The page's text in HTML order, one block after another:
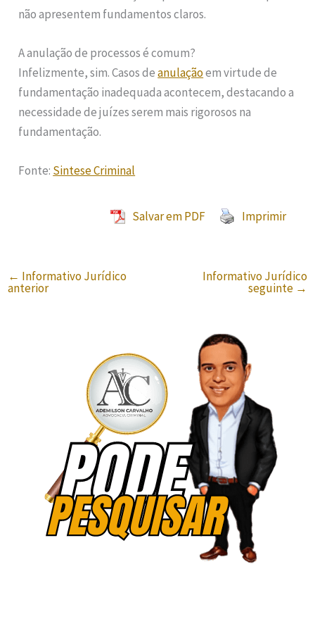
não apresentem fundamentos claros.
A anulação de processos é comum?
Infelizmente, sim. Casos deanulaçãoem virtude de
fundamentação inadequada acontecem, destacando a
necessidade de juízes serem mais rigorosos na
fundamentação.
Fonte: Sintese Criminal
Salvar em PDF Imprimir
← Informativo Jurídico
anterior
Informativo Jurídico
seguinte →